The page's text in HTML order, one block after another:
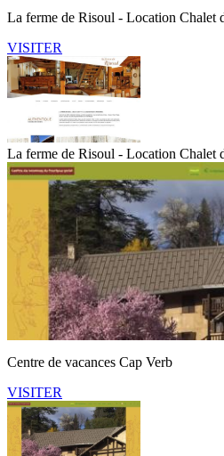
La ferme de Risoul - Location Chalet
VISITER
La ferme de Risoul - Location Chalet
Centre de vacances Cap Verb
VISITER